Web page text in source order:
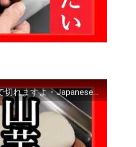
【山芋と蓮根が割れない切り方とコツ】100均の道具で切れますよ・Japanese food#和食レシピ日本料理案内所